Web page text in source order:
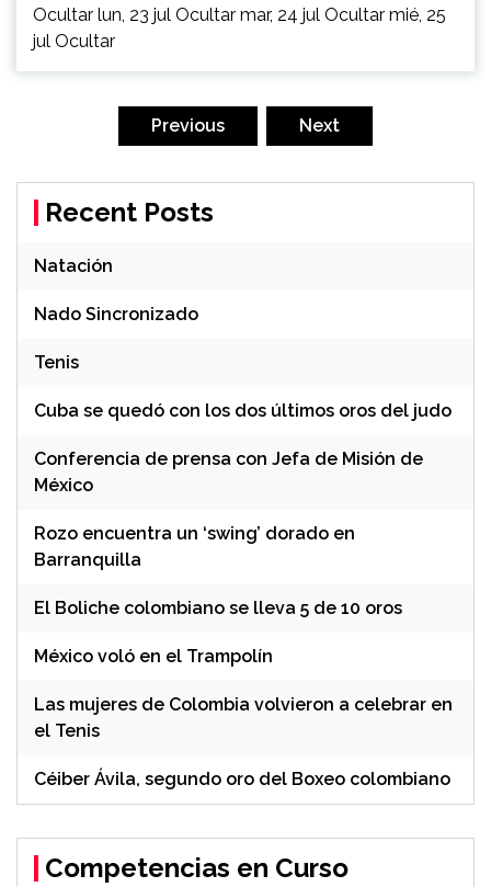
Ocultar lun, 23 jul Ocultar mar, 24 jul Ocultar mié, 25
jul Ocultar
Previous Next
Recent Posts
Natación
Nado Sincronizado
Tenis
Cuba se quedó con los dos últimos oros del judo
Conferencia de prensa con Jefa de Misión de
México
Rozo encuentra un ‘swing’ dorado en
Barranquilla
El Boliche colombiano se lleva 5 de 10 oros
México voló en el Trampolín
Las mujeres de Colombia volvieron a celebrar en
el Tenis
Céiber Ávila, segundo oro del Boxeo colombiano
Competencias en Curso